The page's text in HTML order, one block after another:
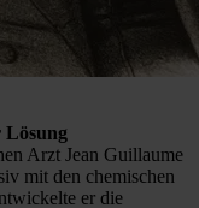
Lösung
Arzt Jean Guillaume
mit den chemischen
er die